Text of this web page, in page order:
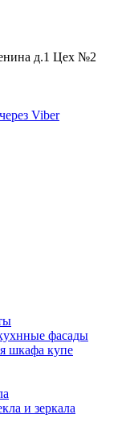
д.1 Цех №2
фасады
шкафа купе
и зеркала